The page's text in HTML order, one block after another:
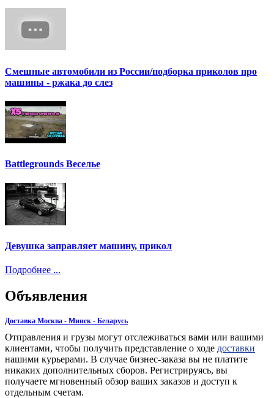
Смешные автомобили из России/подборка приколов про
машины - ржака до слез
Battlegrounds Веселье
Девушка заправляет машину, прикол
Подробнее ...
Объявления
Доставка Москва - Минск - Беларусь
Отправления и грузы могут отслеживаться вами или вашими
клиентами, чтобы получить представление о ходе доставки
нашими курьерами. В случае бизнес-заказа вы не платите
никаких дополнительных сборов. Регистрируясь, вы
получаете мгновенный обзор ваших заказов и доступ к
отдельным счетам.